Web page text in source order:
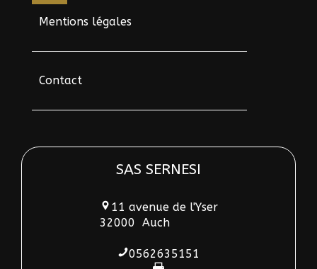
Mentions légales
Contact
SAS SERNESI
11 avenue de l'Yser
32000 Auch
0562635151